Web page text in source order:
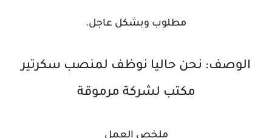
مطلوب وبشكل عاجل.
الوصف: نحن حاليا نوظف لمنصب سكرتير
مكتب لشركة مرموقة
ملخص العمل